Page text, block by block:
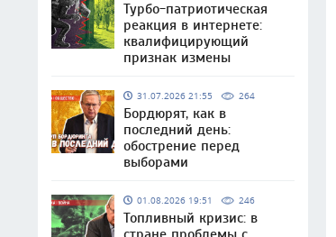
Турбо-патриотическая
реакция в интернете:
квалифицирующий
признак измены
31.07.2026 21:55 264
Бордюрят, как в
последний день:
обострение перед
выборами
01.08.2026 19:51 246
Топливный кризис: в